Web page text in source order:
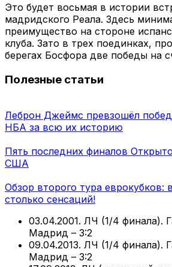
Это будет восьмая в истории
мадридского Реала. Здесь
преимущество на стороне
клуба. Зато в трех поединках,
берегах Босфора две победы на
Полезные статьи
Леброн Джеймс превзошёл
НБА за всю их историю
Пять последних финалов
США
Обзор второго тура еврокубков:
столько сенсаций!
03.04.2001. ЛЧ (1/4 финала).
Мадрид – 3:2
09.04.2013. ЛЧ (1/4 финала).
Мадрид – 3:2